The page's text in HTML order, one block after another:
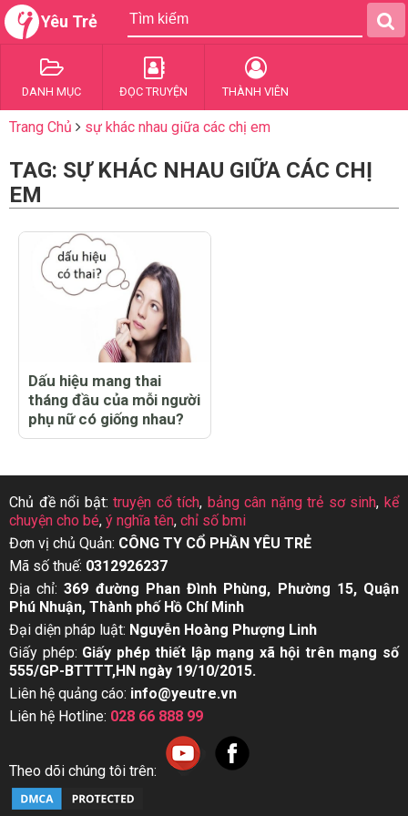
Yêu Trẻ
DANH MỤC ĐỌC TRUYỆN THÀNH VIÊN
Trang Chủ sự khác nhau giữa các chị em
TAG: SỰ KHÁC NHAU GIỮA CÁC CHỊ
EM
Dấu hiệu mang thai
tháng đầu của mỗi người
phụ nữ có giống nhau?
Chủ đề nổi bật:truyện cổ tích, bảng cân nặng trẻ sơ sinh,kể
chuyện cho bé, ý nghĩa tên, chỉ số bmi
Đơn vị chủ Quản: CÔNG TY CỔ PHẦN YÊU TRẺ
Mã số thuế: 0312926237
Địa chỉ:369 đường Phan Đình Phùng, Phường 15, Quận
Phú Nhuận, Thành phố Hồ Chí Minh
Đại diện pháp luật: Nguyễn Hoàng Phượng Linh
Giấy phép: Giấy phép thiết lập mạng xã hội trên mạng số
555/GP-BTTTT,HN ngày 19/10/2015.
Liên hệ quảng cáo: info@yeutre.vn
Liên hệ Hotline: 028 66 888 99
Theo dõi chúng tôi trên: